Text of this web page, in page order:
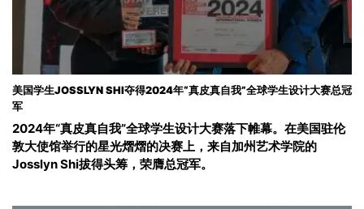
美国学生JOSSLYN SHI夺得2024年“真皮真自我”全球学生设计大赛总冠
军
2024年“真皮真自我”全球学生设计大赛落下帷幕。在美国驻伦
敦大使馆举行的星光熠熠的决赛上，来自加州艺术学院的
Josslyn Shi拔得头筹，荣膺总冠军。